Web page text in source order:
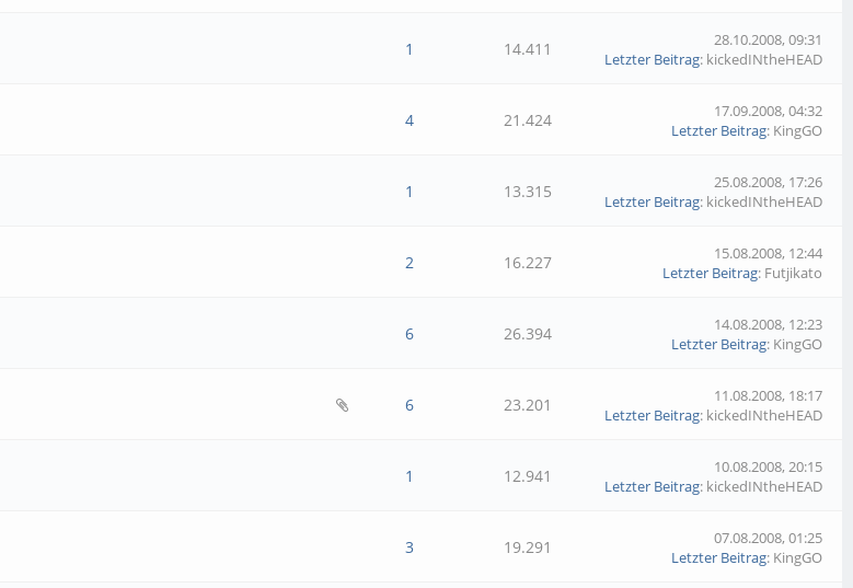
1 14.411
28.10.2008, 09:31
Letzter Beitrag: kickedINtheHEAD
4 21.424
17.09.2008, 04:32
Letzter Beitrag: KingGO
1 13.315
25.08.2008, 17:26
Letzter Beitrag: kickedINtheHEAD
2 16.227
15.08.2008, 12:44
Letzter Beitrag: Futjikato
6 26.394
14.08.2008, 12:23
Letzter Beitrag: KingGO
6 23.201
11.08.2008, 18:17
Letzter Beitrag: kickedINtheHEAD
1 12.941
10.08.2008, 20:15
Letzter Beitrag: kickedINtheHEAD
3 19.291
07.08.2008, 01:25
Letzter Beitrag: KingGO